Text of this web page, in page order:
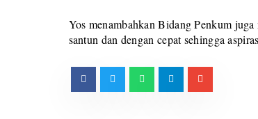
Yos menambahkan Bidang Penkum
santun dan dengan cepat sehingga